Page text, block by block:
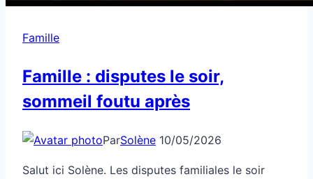
Famille
Famille : disputes le soir,
sommeil foutu après
ParSolène 10/05/2026
Salut ici Solène. Les disputes familiales le soir